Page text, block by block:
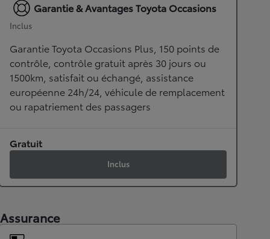
Garantie & Avantages Toyota Occasions
Inclus
Garantie Toyota Occasions Plus, 150 points de
contrôle, contrôle gratuit après 30 jours ou
1500km, satisfait ou échangé, assistance
européenne 24h/24, véhicule de remplacement
ou rapatriement des passagers
Gratuit
Inclus
Assurance